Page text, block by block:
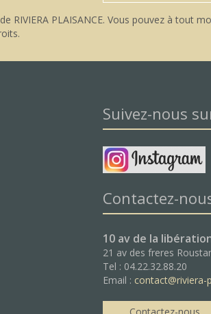
PLAISANCE. Vous pouvez à tout
.
Suivez-nous
Contactez-
10 av de la
21 av des freres
Tel : 04.22.32.88.20
Email : contact@riviera-